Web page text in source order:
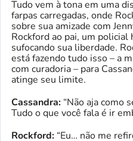
Tudo vem à tona em uma
farpas carregadas, onde
sobre sua amizade com
Rockford ao pai, um
sufocando sua liberdade.
está fazendo tudo isso – a
com curadoria – para
atinge seu limite.
Cassandra: “Não aja como
Tudo o que você fala é ir
Rockford: “Eu… não me